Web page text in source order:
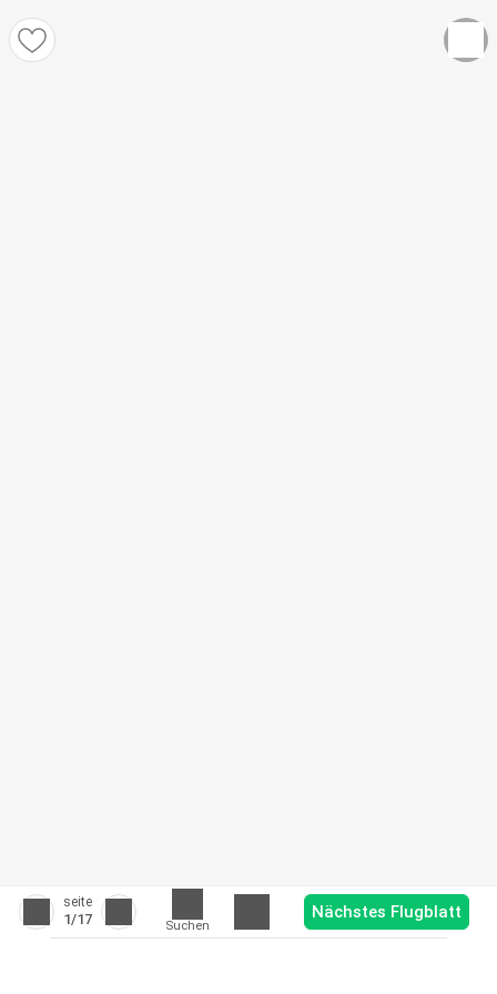
seite
1/17 Suchen
Nächstes Flugblatt